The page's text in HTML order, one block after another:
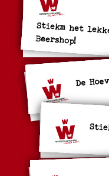
Stiekm het lekkerste biertje @ Pub-up Beershop!
De